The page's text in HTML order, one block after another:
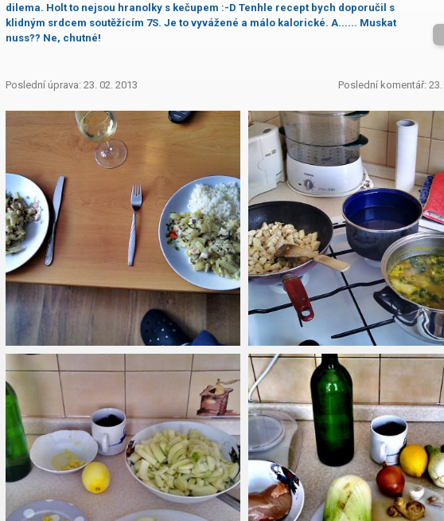
dilema. Holt to nejsou hranolky s kečupem :-D Tenhle recept bych doporučil s
klidným srdcem soutěžícím 7S. Je to vyvážené a málo kalorické. A...... Muskat
nuss?? Ne, chutné!
Poslední úprava: 23. 02. 2013 Poslední komentář: 23.